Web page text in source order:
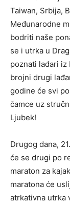
Taiwan, Srbija,
Međunarodne
bodriti naše
se i utrka u
poznati lađari
brojni drugi
godine će svi
čamce uz
Ljubek!
Drugog dana,
će se drugi po
maraton za
maratona će
atrkativna utrka